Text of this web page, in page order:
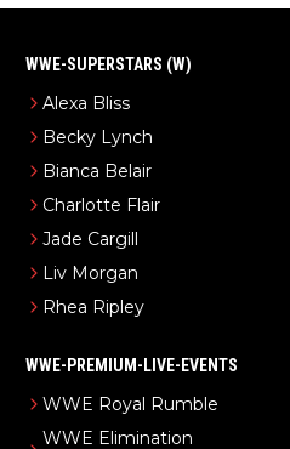
WWE-SUPERSTARS (W)
Alexa Bliss
Becky Lynch
Bianca Belair
Charlotte Flair
Jade Cargill
Liv Morgan
Rhea Ripley
WWE-PREMIUM-LIVE-EVENTS
WWE Royal Rumble
WWE Elimination